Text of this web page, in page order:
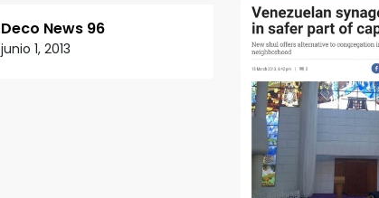
Deco News 96
junio 1, 2013